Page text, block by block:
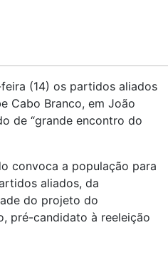
(14) os partidos aliados
Cabo Branco, em João
de “grande encontro do
convoca a população para
aliados, da
do projeto do
pré-candidato à reeleição